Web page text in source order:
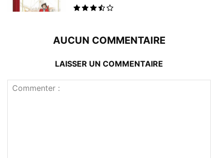
AUCUN COMMENTAIRE
LAISSER UN COMMENTAIRE